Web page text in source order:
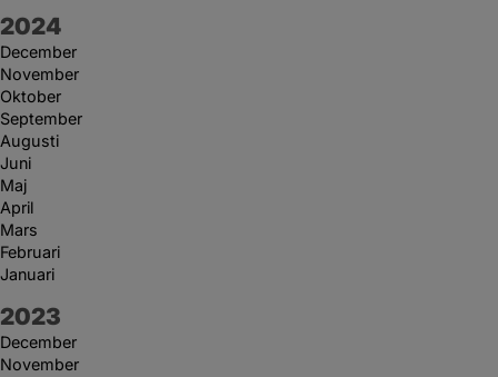
År:
2024
December
November
Oktober
September
Augusti
Juni
Maj
April
Mars
Februari
Januari
År:
2023
December
November